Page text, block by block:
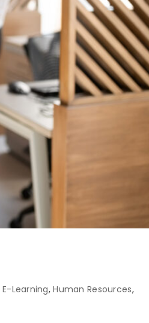
E-Learning,Human Resources,